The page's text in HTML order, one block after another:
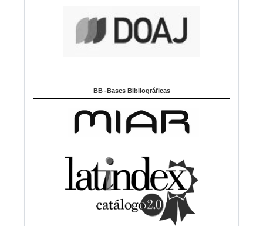
BB -Bases Bibliográficas